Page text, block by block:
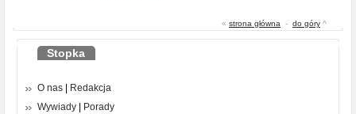
« strona główna - do góry ^
Stopka
O nas
Redakcja
Wywiady
Porady